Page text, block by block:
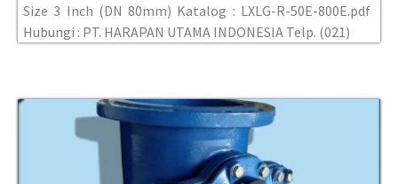
Size 3 Inch (DN 80mm) Katalog : LXLG-R-50E-800E.pdf
Hubungi : PT. HARAPAN UTAMA INDONESIA Telp. (021)